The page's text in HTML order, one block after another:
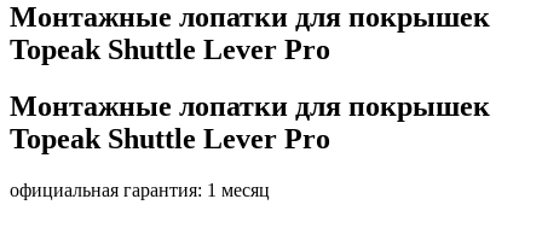
Монтажные лопатки для покрышек
Topeak Shuttle Lever Pro
Монтажные лопатки для покрышек
Topeak Shuttle Lever Pro
официальная гарантия: 1 месяц